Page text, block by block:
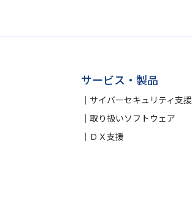
サービス・製品
サイバーセキュリティ支援
取り扱いソフトウェア
ＤＸ支援